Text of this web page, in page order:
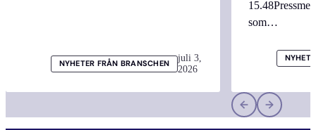
NYHETER FRÅN BRANSCHEN
juli 3,
2026
som…